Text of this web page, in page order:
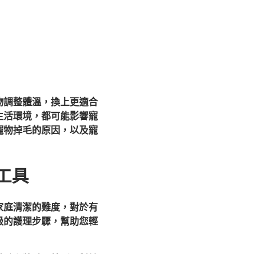
整體溫，換上更適合
環境，都可能影響寵
掉毛的原因，以及寵
具
清潔的難度，對於有
護理步驟，幫助您輕